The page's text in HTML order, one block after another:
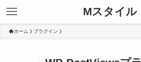
Mスタイル
ホーム プラグイン